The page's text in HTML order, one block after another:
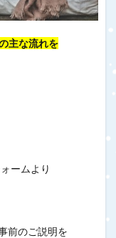
主な流れを
ームより
前のご説明を